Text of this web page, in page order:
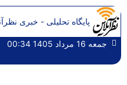
پایگاه تحلیلی - خبری
جمعه 16 مرداد 1405 00:34